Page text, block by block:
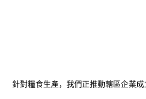
針對糧食生產，我們正推動轄區企業成